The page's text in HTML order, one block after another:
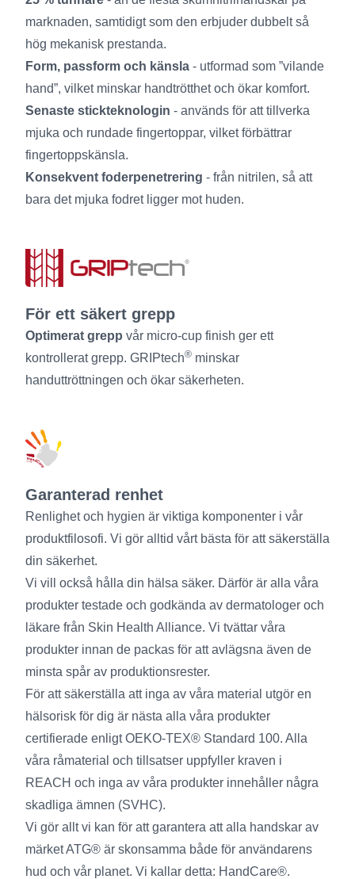
marknaden, samtidigt som den erbjuder dubbelt så
hög mekanisk prestanda.
Form, passform och känsla - utformad som ”vilande
hand”, vilket minskar handtrötthet och ökar komfort.
Senaste stickteknologin - används för att tillverka
mjuka och rundade fingertoppar, vilket förbättrar
fingertoppskänsla.
Konsekvent foderpenetrering - från nitrilen, så att
bara det mjuka fodret ligger mot huden.
För ett säkert grepp
Optimerat grepp vår micro-cup finish ger ett
kontrollerat grepp. GRIPtech® minskar
handuttröttningen och ökar säkerheten.
Garanterad renhet
Renlighet och hygien är viktiga komponenter i vår
produktfilosofi. Vi gör alltid vårt bästa för att säkerställa
din säkerhet.
Vi vill också hålla din hälsa säker. Därför är alla våra
produkter testade och godkända av dermatologer och
läkare från Skin Health Alliance. Vi tvättar våra
produkter innan de packas för att avlägsna även de
minsta spår av produktionsrester.
För att säkerställa att inga av våra material utgör en
hälsorisk för dig är nästa alla våra produkter
certifierade enligt OEKO-TEX® Standard 100. Alla
våra råmaterial och tillsatser uppfyller kraven i
REACH och inga av våra produkter innehåller några
skadliga ämnen (SVHC).
Vi gör allt vi kan för att garantera att alla handskar av
märket ATG® är skonsamma både för användarens
hud och vår planet. Vi kallar detta: HandCare®.